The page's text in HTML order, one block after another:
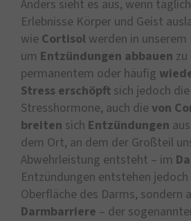
Anders sieht es aus, wenn
Erlebnisse Körper und Geist
wie Cortisol werden in unserem
um Entzündungen abbauen
permanentem oder häufig
Stress erschöpft sich jedoch die
Stresshormone, auch die von
breiten sich Entzündungen
dem Ort, an dem der Großteil
Abwehrleistung entsteht – im
Entzündungen entstehen
Oberfläche des Darms, sondern
Darmbarriere – der